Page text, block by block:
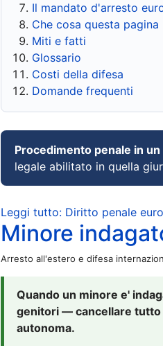
Il mandato d'arresto
Che cosa questa
Miti e fatti
Glossario
Costi della difesa
Domande frequenti
Procedimento penale in
legale abilitato in quella
Leggi tutto: Diritto penale
Minore
Arresto all'estero e difesa
Quando un minore e'
genitori — cancellare tutto
autonoma.